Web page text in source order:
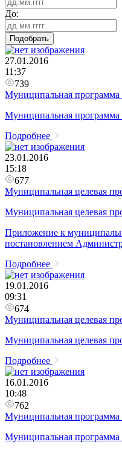
До:
Подобрать
27.01.2016
11:37
739
Муниципальная программа
Муниципальная программа
Подробнее
23.01.2016
15:18
677
Муниципальная целевая
Муниципальная целевая
Приложение к
постановлением
Подробнее
19.01.2016
09:31
674
Муниципальная целевая
Муниципальная целевая
Подробнее
16.01.2016
10:48
762
Муниципальная программа
Муниципальная программа